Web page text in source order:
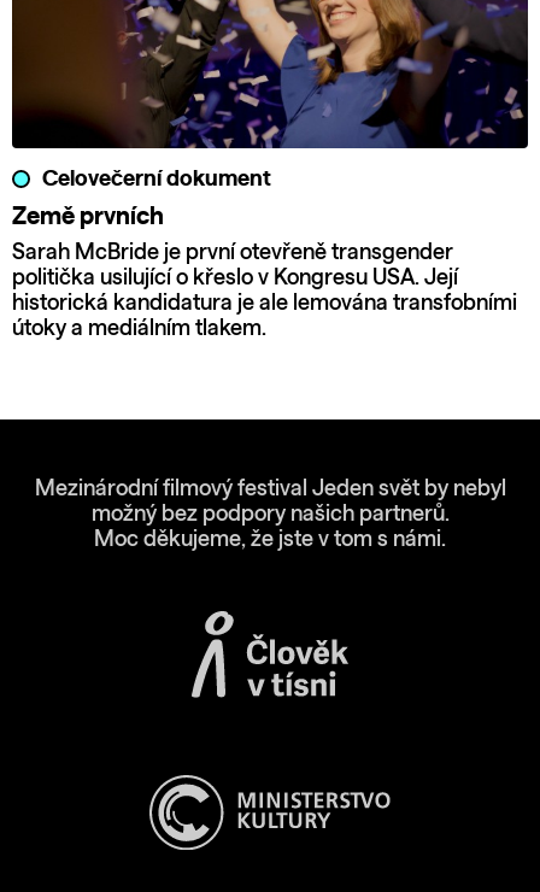
Celovečerní dokument
Země prvních
Sarah McBride je první otevřeně transgender
politička usilující o křeslo v Kongresu USA. Její
historická kandidatura je ale lemována transfobními
útoky a mediálním tlakem.
Mezinárodní filmový festival Jeden svět by nebyl
možný bez podpory našich partnerů.
Moc děkujeme, že jste v tom s námi.